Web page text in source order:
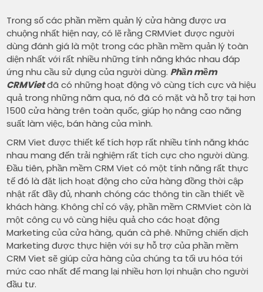
Trong số các phần mềm quản lý cửa hàng được ưa
chuộng nhất hiện nay, có lẽ rằng CRMViet được người
dùng đánh giá là một trong các phần mềm quản lý toàn
diện nhất với rất nhiều những tính năng khác nhau đáp
ứng nhu cầu sử dụng của người dùng. Phần mềm
CRMVietđã có những hoạt động vô cùng tích cực và hiệu
quả trong những năm qua, nó đã có mặt và hỗ trợ tại hơn
1500 cửa hàng trên toàn quốc, giúp họ nâng cao năng
suất làm việc, bán hàng của mình.
CRM Viet được thiết kế tích hợp rất nhiều tính năng khác
nhau mang đến trải nghiệm rất tích cực cho người dùng.
Đầu tiên, phần mềm CRM Viet có một tính năng rất thực
tế đó là đặt lịch hoạt động cho cửa hàng đồng thời cập
nhật rất đầy đủ, nhanh chóng các thông tin cần thiết về
khách hàng. Không chỉ có vậy, phần mềm CRMViet còn là
một công cụ vô cùng hiệu quả cho các hoạt động
Marketing của cửa hàng, quán cà phê. Những chiến dịch
Marketing được thực hiện với sự hỗ trợ của phần mềm
CRM Viet sẽ giúp cửa hàng của chúng ta tối ưu hóa tới
mức cao nhất để mang lại nhiều hơn lợi nhuận cho người
đầu tư.